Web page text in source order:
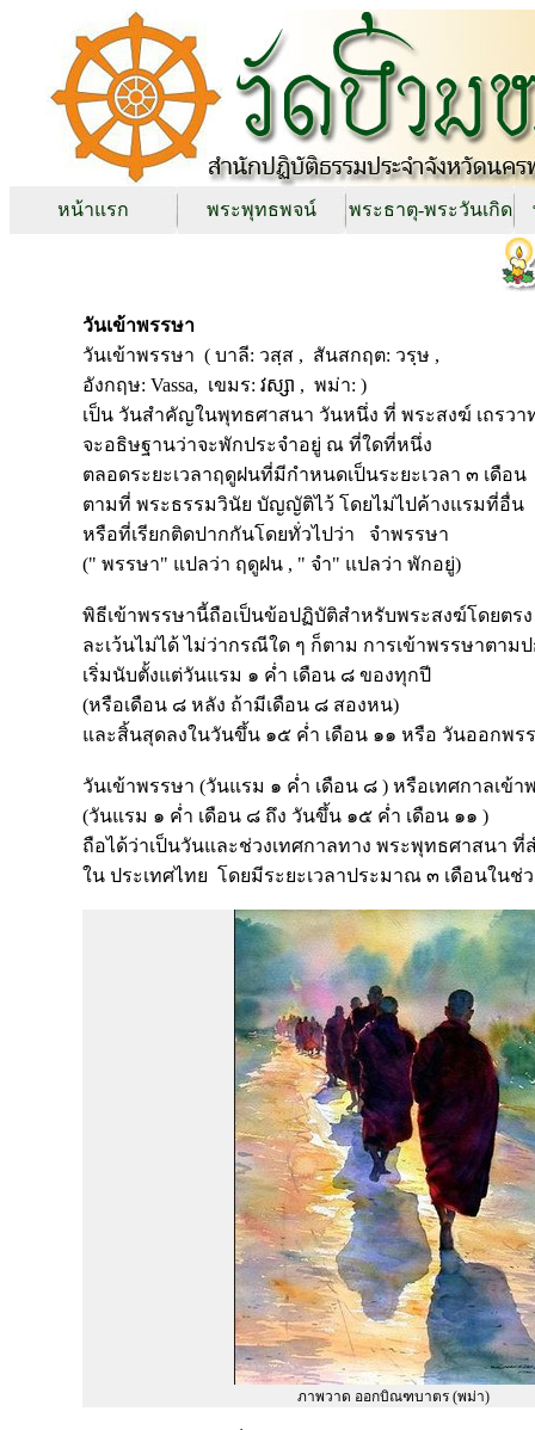
หน้าแรก พระพุทธพจน์ พระธาตุ-พระวันเกิด
วันเข้าพรรษา
วันเข้าพรรษา ( บาลี: วสฺส , สันสกฤต: วรฺษ ,
อังกฤษ: Vassa, เขมร: វស្សា , พม่า: )
เป็น วันสำคัญในพุทธศาสนา วันหนึ่ง ที่ พระสงฆ์ เถรวา
จะอธิษฐานว่าจะพักประจำอยู่ ณ ที่ใดที่หนึ่ง
ตลอดระยะเวลาฤดูฝนที่มีกำหนดเป็นระยะเวลา ๓ เดือน
ตามที่ พระธรรมวินัย บัญญัติไว้ โดยไม่ไปค้างแรมที่อื่น
หรือที่เรียกติดปากกันโดยทั่วไปว่า จำพรรษา
(" พรรษา" แปลว่า ฤดูฝน , " จำ" แปลว่า พักอยู่)
พิธีเข้าพรรษานี้ถือเป็นข้อปฏิบัติสำหรับพระสงฆ์โดยตรง
ละเว้นไม่ได้ ไม่ว่ากรณีใด ๆ ก็ตาม การเข้าพรรษาตาม
เริ่มนับตั้งแต่วันแรม ๑ ค่ำ เดือน ๘ ของทุกปี
(หรือเดือน ๘ หลัง ถ้ามีเดือน ๘ สองหน)
และสิ้นสุดลงในวันขึ้น ๑๕ ค่ำ เดือน ๑๑ หรือ วันออกพร
วันเข้าพรรษา (วันแรม ๑ ค่ำ เดือน ๘ ) หรือเทศกาลเข้า
(วันแรม ๑ ค่ำ เดือน ๘ ถึง วันขึ้น ๑๕ ค่ำ เดือน ๑๑ )
ถือได้ว่าเป็นวันและช่วงเทศกาลทาง พระพุทธศาสนา
ใน ประเทศไทย โดยมีระยะเวลาประมาณ ๓ เดือนในช่
ภาพวาด ออกบิณฑบาตร (พม่า)